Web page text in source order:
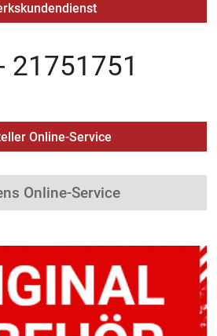
21751751
Online-Service
Online-Service